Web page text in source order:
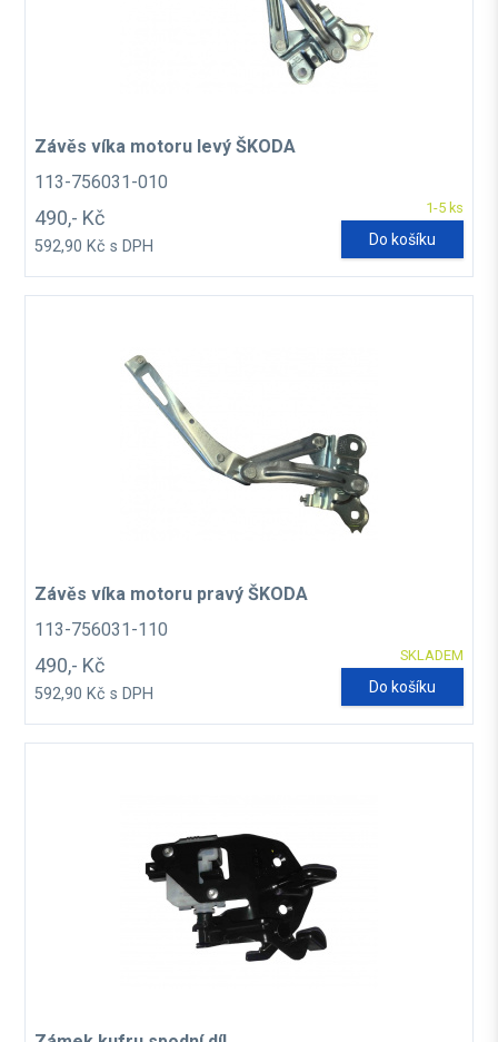
Závěs víka motoru levý ŠKODA
113-756031-010
1-5 ks
490,- Kč
592,90 Kč s DPH Do košíku
Závěs víka motoru pravý ŠKODA
113-756031-110
SKLADEM
490,- Kč
592,90 Kč s DPH Do košíku